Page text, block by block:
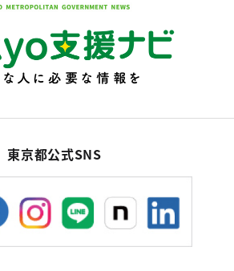
東京都公式SNS